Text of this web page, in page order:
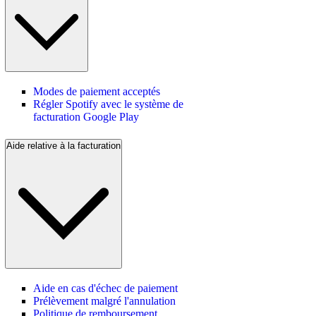
Modes de paiement acceptés
Régler Spotify avec le système de
facturation Google Play
Aide relative à la facturation
Aide en cas d'échec de paiement
Prélèvement malgré l'annulation
Politique de remboursement